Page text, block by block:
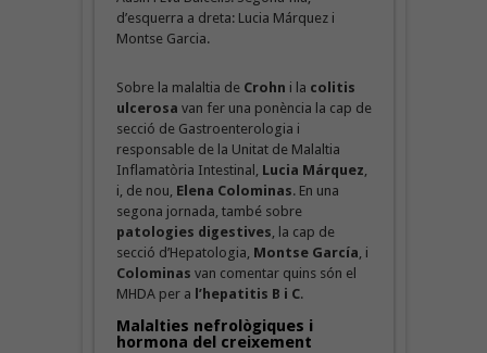
d’esquerra a dreta: Lucia Márquez i
Montse Garcia.
Sobre la malaltia de Crohn i la colitis
ulcerosa van fer una ponència la cap de
secció de Gastroenterologia i
responsable de la Unitat de Malaltia
Inflamatòria Intestinal, Lucia Márquez
i, de nou, Elena Colominas. En una
segona jornada, també sobre
patologies digestives , la cap de
secció d’Hepatologia, Montse García , i
Colominas van comentar quins són el
MHDA per a l’hepatitis B i C.
Malalties nefrològiques i
hormona del creixement